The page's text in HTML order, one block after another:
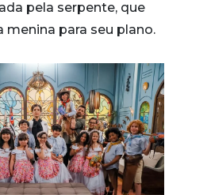
pela serpente, que
menina para seu plano.